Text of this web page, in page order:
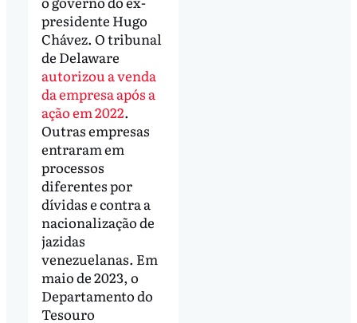
presidente Hugo
Chávez. O tribunal
de Delaware
autorizou a venda
da empresa após a
ação em 2022.
Outras empresas
entraram em
processos
diferentes por
dívidas e contra a
nacionalização de
jazidas
venezuelanas. Em
maio de 2023, o
Departamento do
Tesouro